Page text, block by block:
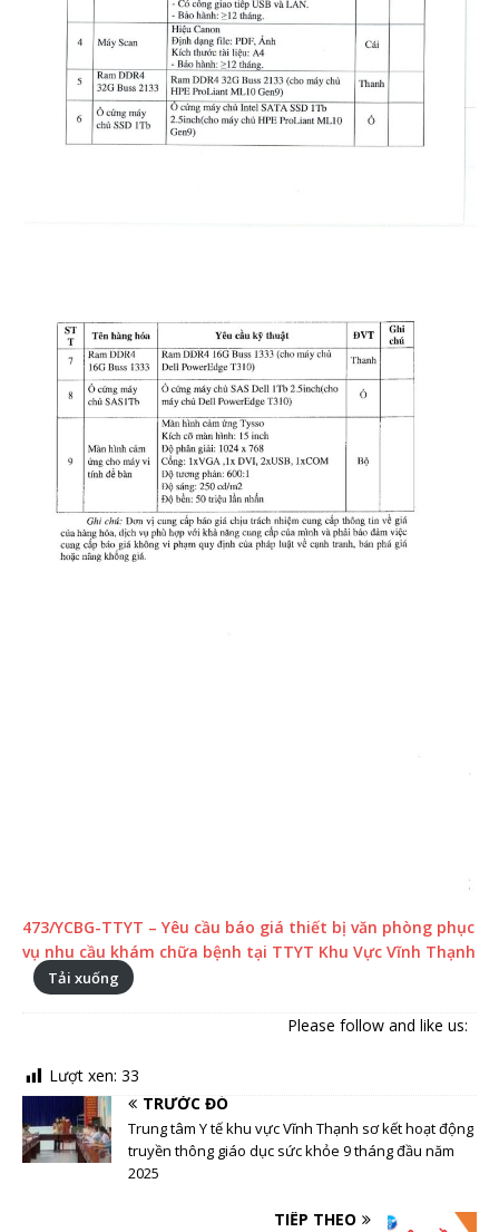
473/YCBG-TTYT – Yêu cầu báo giá thiết bị văn phòng phục
vụ nhu cầu khám chữa bệnh tại TTYT Khu Vực Vĩnh Thạnh
Tải xuống
Please follow and like us:
Lượt xen: 33
TRƯỚC ĐÓ
Trung tâm Y tế khu vực Vĩnh Thạnh sơ kết hoạt động
truyền thông giáo dục sức khỏe 9 tháng đầu năm
2025
TIẾP THEO